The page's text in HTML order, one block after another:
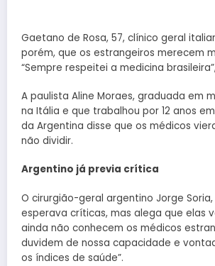
Gaetano de Rosa, 57, clínico geral
porém, que os estrangeiros merecem
“Sempre respeitei a medicina
A paulista Aline Moraes, graduada em
na Itália e que trabalhou por 12 anos
da Argentina disse que os médicos
não dividir.
Argentino já previa crítica
O cirurgião-geral argentino Jorge
esperava críticas, mas alega que elas
ainda não conhecem os médicos
duvidem de nossa capacidade e
os índices de saúde”.